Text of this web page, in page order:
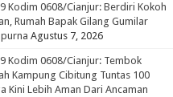
Kodim 0608/Cianjur: Berdiri Kokoh
Rumah Bapak Gilang Gumilar
Agustus 7, 2026
Kodim 0608/Cianjur: Tembok
Kampung Cibitung Tuntas 100
Kini Lebih Aman Dari Ancaman